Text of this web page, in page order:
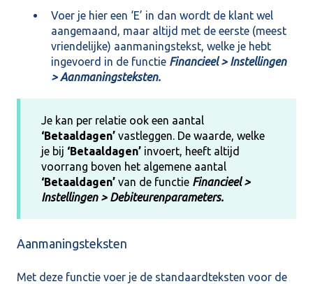
Voer je hier een ‘E’ in dan wordt de klant wel
aangemaand, maar altijd met de eerste (meest
vriendelijke) aanmaningstekst, welke je hebt
ingevoerd in de functie Financieel > Instellingen
> Aanmaningsteksten.
Je kan per relatie ook een aantal
‘Betaaldagen’ vastleggen. De waarde, welke
je bij ‘Betaaldagen’ invoert, heeft altijd
voorrang boven het algemene aantal
‘Betaaldagen’ van de functie Financieel >
Instellingen > Debiteurenparameters.
Aanmaningsteksten
Met deze functie voer je de standaardteksten voor de